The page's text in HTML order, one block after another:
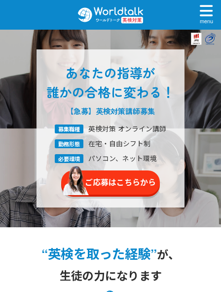
menu
あなたの指導が
誰かの合格に変わる！
【急募】英検対策講師募集
募集職種 英検対策 オンライン講師
勤務形態 在宅・自由シフト制
必要環境 パソコン、ネット環境
ご応募はこちらから
“英検を取った経験”が、
生徒の力になります